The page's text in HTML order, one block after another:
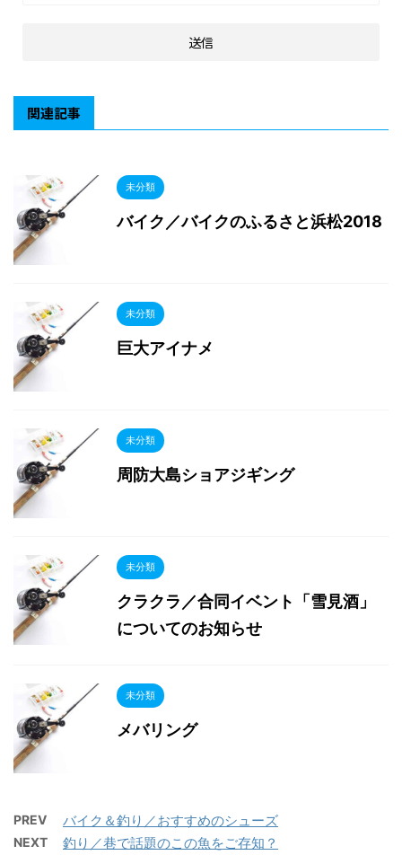
関連記事
未分類
バイク／バイクのふるさと浜松2018
未分類
巨大アイナメ
未分類
周防大島ショアジギング
未分類
クラクラ／合同イベント「雪見酒」
についてのお知らせ
未分類
メバリング
PREV バイク＆釣り／おすすめのシューズ
NEXT 釣り／巷で話題のこの魚をご存知？